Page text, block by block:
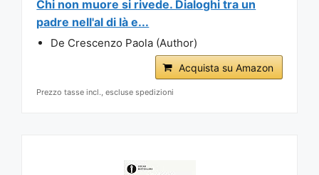
Chi non muore si rivede. Dialoghi tra un
padre nell'al di là e...
De Crescenzo Paola (Author)
Acquista su Amazon
Prezzo tasse incl., escluse spedizioni